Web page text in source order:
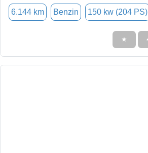
6.144 km Benzin 150 kw (204 PS)
★